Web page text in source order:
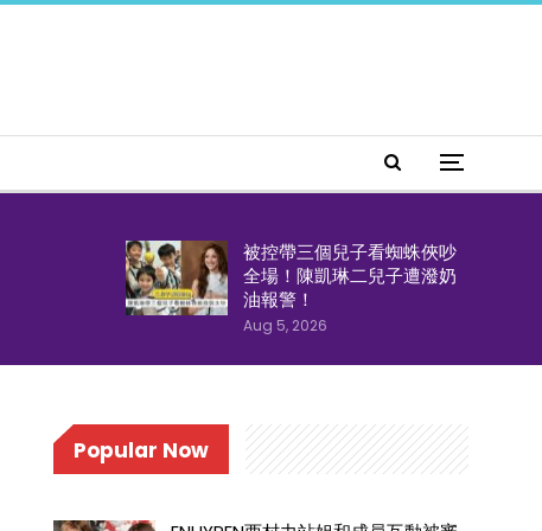
被控帶三個兒子看蜘蛛俠吵
全場！陳凱琳二兒子遭潑奶
油報警！
Aug 5, 2026
Popular Now